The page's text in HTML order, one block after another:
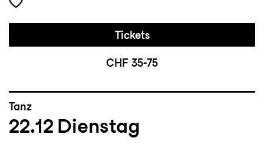
Tickets
CHF 35-75
Tanz
22.12 Dienstag